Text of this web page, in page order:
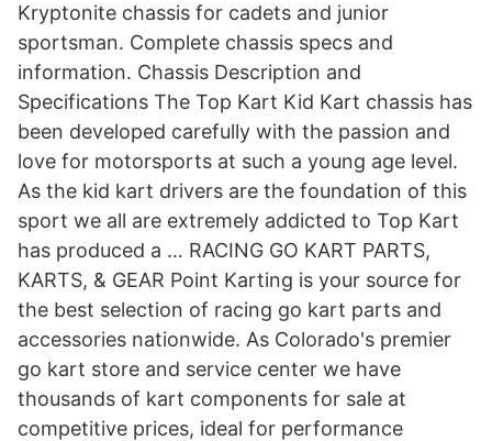
Kryptonite chassis for cadets and junior
sportsman. Complete chassis specs and
information. Chassis Description and
Specifications The Top Kart Kid Kart chassis has
been developed carefully with the passion and
love for motorsports at such a young age level.
As the kid kart drivers are the foundation of this
sport we all are extremely addicted to Top Kart
has produced a … RACING GO KART PARTS,
KARTS, & GEAR Point Karting is your source for
the best selection of racing go kart parts and
accessories nationwide. As Colorado's premier
go kart store and service center we have
thousands of kart components for sale at
competitive prices, ideal for performance